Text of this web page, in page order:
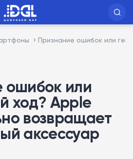
Признание ошибок или
ошибок или
ход? Apple
возвращает
аксессуар